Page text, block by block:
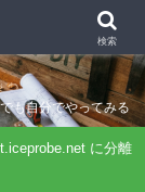
も自分でやってみる
に分離
検索